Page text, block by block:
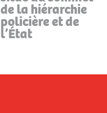
de la hiérarchie
policière et de
l’État